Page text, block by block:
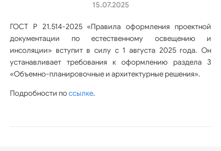
15.07.2025
ГОСТ Р 21.514-2025 «Правила оформления проектной
документации по естественному освещению и
инсоляции» вступит в силу с 1 августа 2025 года. Он
устанавливает требования к оформлению раздела 3
«Объемно-планировочные и архитектурные решения».
Подробности поссылке.